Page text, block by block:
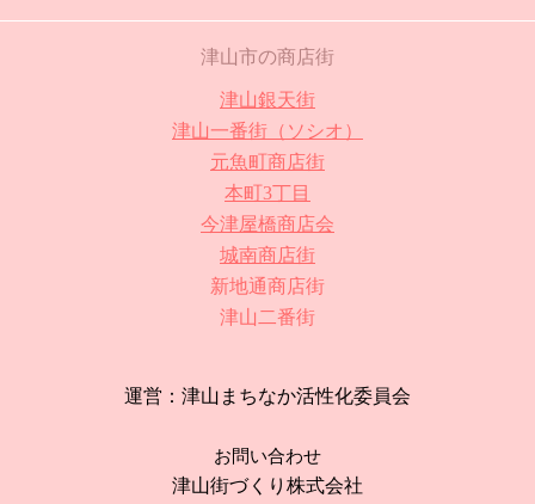
津山市の商店街
津山銀天街
津山一番街（ソシオ）
元魚町商店街
本町3丁目
今津屋橋商店会
城南商店街
新地通商店街
津山二番街
運営：津山まちなか活性化委員会
お問い合わせ
津山街づくり株式会社